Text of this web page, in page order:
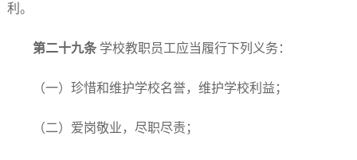
利。
第二十九条学校教职员工应当履行下列义务：
（一）珍惜和维护学校名誉，维护学校利益；
（二）爱岗敬业，尽职尽责；